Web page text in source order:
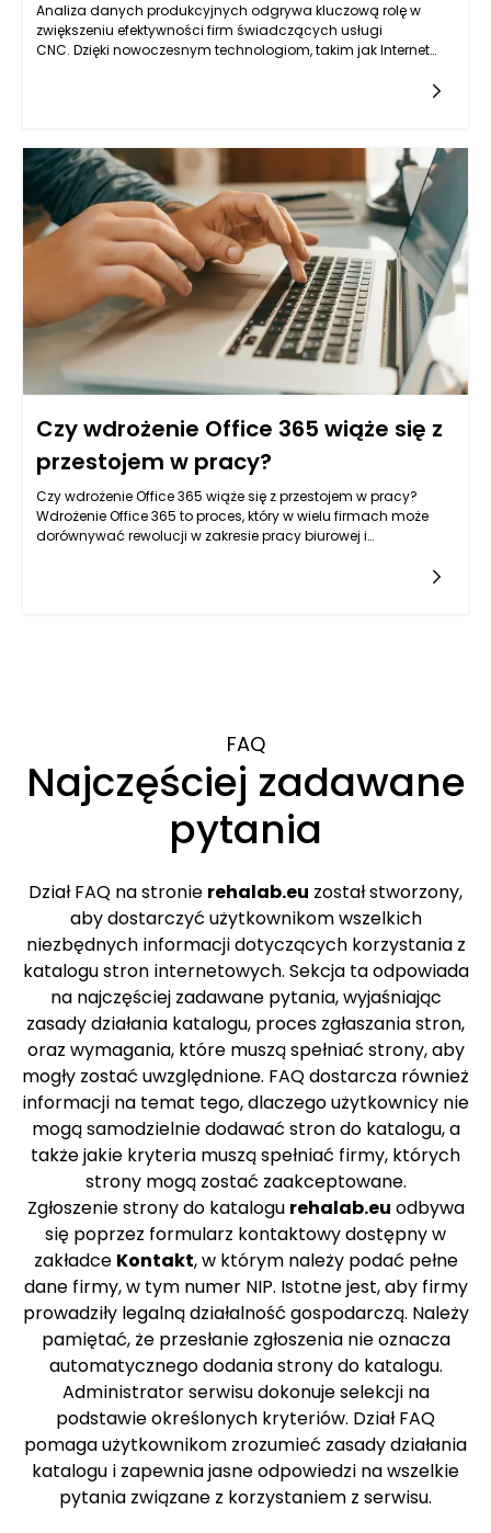
Analiza danych produkcyjnych odgrywa kluczową rolę w
zwiększeniu efektywności firm świadczących usługi
CNC. Dzięki nowoczesnym technologiom, takim jak Internet
usług CNC, analiza danych umożliwia identyfikowanie
trendów, optymalizację procesów produkcyjnych oraz
minimizację błędów, co w efekcie prowadzi do zwiększenia
wydajności oraz oszczędności kosztów. Firmy, które inwestują
w analizy danych, mogą efektywniej zarządzać swoimi
zasobami, co przekłada się na większą satysfakcję klientów i
lepsze wyniki finansowe.
Czy wdrożenie Office 365 wiąże się z
przestojem w pracy?
Czy wdrożenie Office 365 wiąże się z przestojem w pracy?
Wdrożenie Office 365 to proces, który w wielu firmach może
dorównywać rewolucji w zakresie pracy biurowej i
FAQ
Najczęściej zadawane
pytania
Dział FAQ na stronie rehalab.eu został stworzony,
aby dostarczyć użytkownikom wszelkich
niezbędnych informacji dotyczących korzystania z
katalogu stron internetowych. Sekcja ta odpowiada
na najczęściej zadawane pytania, wyjaśniając
zasady działania katalogu, proces zgłaszania stron,
oraz wymagania, które muszą spełniać strony, aby
mogły zostać uwzględnione. FAQ dostarcza również
informacji na temat tego, dlaczego użytkownicy nie
mogą samodzielnie dodawać stron do katalogu, a
także jakie kryteria muszą spełniać firmy, których
strony mogą zostać zaakceptowane.
Zgłoszenie strony do katalogu rehalab.eu odbywa
się poprzez formularz kontaktowy dostępny w
zakładce Kontakt, w którym należy podać pełne
dane firmy, w tym numer NIP. Istotne jest, aby firmy
prowadziły legalną działalność gospodarczą. Należy
pamiętać, że przesłanie zgłoszenia nie oznacza
automatycznego dodania strony do katalogu.
Administrator serwisu dokonuje selekcji na
podstawie określonych kryteriów. Dział FAQ
pomaga użytkownikom zrozumieć zasady działania
katalogu i zapewnia jasne odpowiedzi na wszelkie
pytania związane z korzystaniem z serwisu.